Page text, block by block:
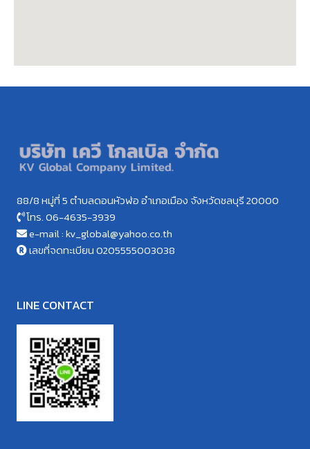
88/8 หมู่ที่ 5 ตำบลดอนหัวฬ่อ อำเภอเมือง จังหวัดชลบุรี 20000
โทร. 06-4635-3939
e-mail : kv_global@yahoo.co.th
เลขที่จดทะเบียน 0205555003038
LINE CONTACT